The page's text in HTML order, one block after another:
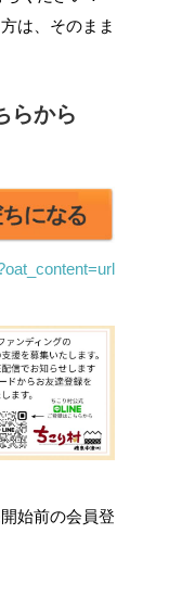
は、そのまま
らから
始前の会員登